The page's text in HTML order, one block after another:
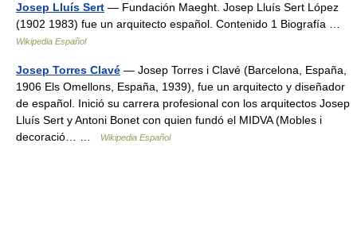
Josep Lluís Sert — Fundación Maeght. Josep Lluís Sert López
(1902 1983) fue un arquitecto español. Contenido 1 Biografía …
Wikipedia Español
Josep Torres Clavé — Josep Torres i Clavé (Barcelona, España,
1906 Els Omellons, España, 1939), fue un arquitecto y diseñador
de español. Inició su carrera profesional con los arquitectos Josep
Lluís Sert y Antoni Bonet con quien fundó el MIDVA (Mobles i
decoració… …
Wikipedia Español